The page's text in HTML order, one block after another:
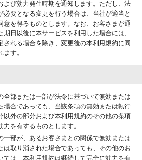
よび効力発生時期を通知します。ただし、法
必要となる変更を行う場合は、当社が適当と
意を得るものとします。なお、お客さまが通
期日以後に本サービスを利用した場合には、
される場合を除き、変更後の本利用規約に同
す。
全部または一部が法令に基づいて無効または
場合であっても、当該条項の無効または執行
以外の部分および本利用規約のその他の条項
力を有するものとします。
一部が、あるお客さまとの関係で無効または
は取り消された場合であっても、その他のお
ては、本利用規約は継続して完全に効力を有